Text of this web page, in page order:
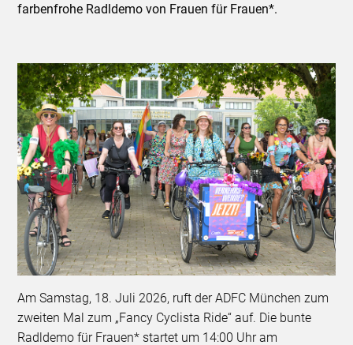
farbenfrohe Radldemo von Frauen für Frauen*.
Am Samstag, 18. Juli 2026, ruft der ADFC München zum
zweiten Mal zum „Fancy Cyclista Ride“ auf. Die bunte
Radldemo für Frauen* startet um 14:00 Uhr am